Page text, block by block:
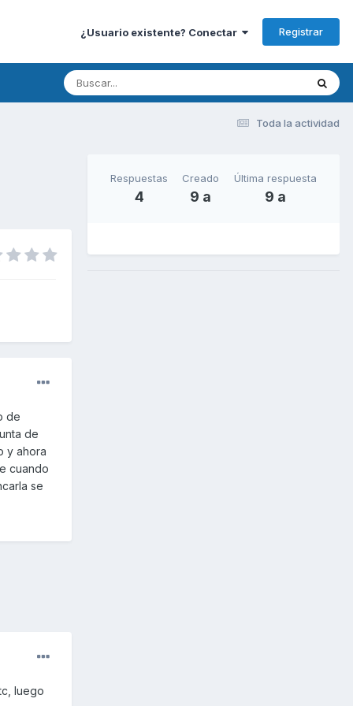
¿Usuario existente? Conectar Registrar
Toda la actividad
de
de
y ahora
cuando
se
luego
Respuestas
4
Creado
9 a
Última respuesta
9 a